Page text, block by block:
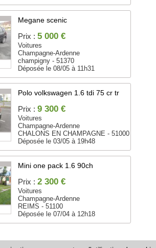
Megane scenic
Prix : 5 000 €
Voitures
Champagne-Ardenne
champigny - 51370
Déposée le 08/05 à 11h31
Polo volkswagen 1.6 tdi 75 cr tr
Prix : 9 300 €
Voitures
Champagne-Ardenne
CHALONS EN CHAMPAGNE - 51000
Déposée le 03/05 à 19h48
Mini one pack 1.6 90ch
Prix : 2 300 €
Voitures
Champagne-Ardenne
REIMS - 51100
Déposée le 07/04 à 12h18